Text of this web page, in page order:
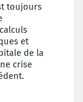
toujours
et
de la
crise